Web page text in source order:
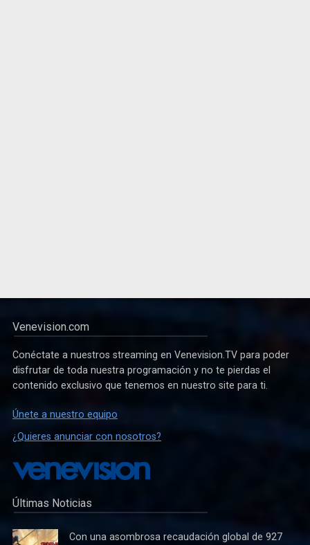
Venevision.com
Conéctate a nuestros streaming en Venevision.TV para poder
disfrutar de toda nuestra programación y no te pierdas el
contenido exclusivo que tenemos en nuestro site para ti.
Únete a nuestro equipo
¿Quieres anunciar con nosotros?
Últimas Noticias
Con una asombrosa recaudación global de 927